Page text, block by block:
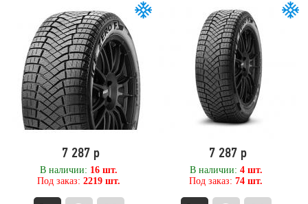
7 287 р
В наличии: 16 шт.
Под заказ:2219 шт.
7 287 р
В наличии: 4 шт.
Под заказ:74 шт.